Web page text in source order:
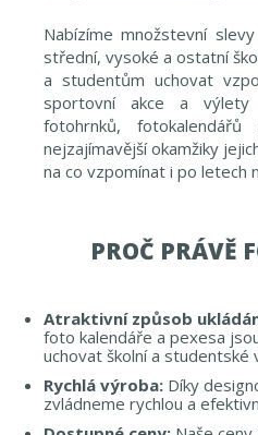
Nabízíme množstevní
střední, vysoké a ostatní
a studentům uchovat
sportovní akce a výlety
fotohrnků,
nejzajímavější okamžiky
na co vzpomínat i po letech
PROČ PRÁVĚ
Atraktivní způsob
foto kalendáře a pexesa
uchovat školní a studentské
Rychlá výroba: Díky
zvládneme rychlou a